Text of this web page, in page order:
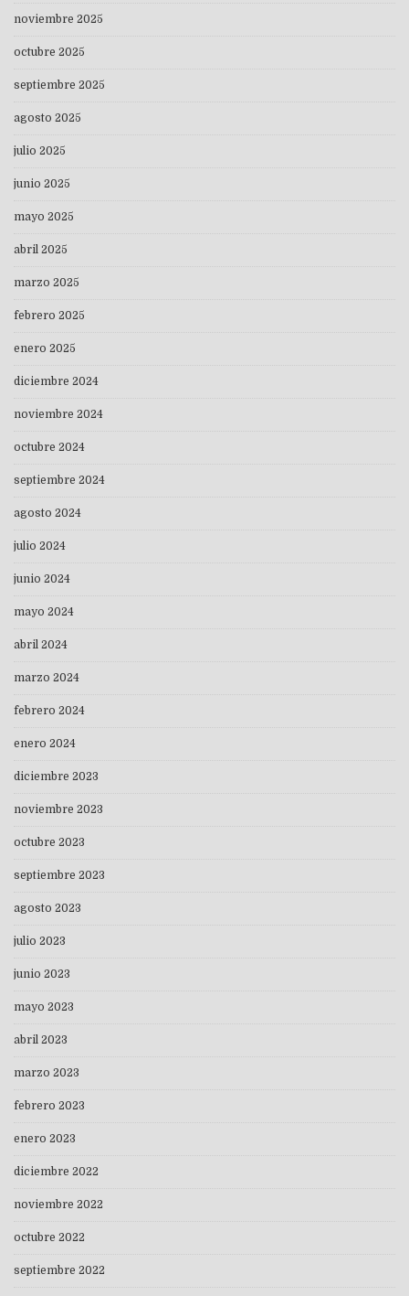
noviembre 2025
octubre 2025
septiembre 2025
agosto 2025
julio 2025
junio 2025
mayo 2025
abril 2025
marzo 2025
febrero 2025
enero 2025
diciembre 2024
noviembre 2024
octubre 2024
septiembre 2024
agosto 2024
julio 2024
junio 2024
mayo 2024
abril 2024
marzo 2024
febrero 2024
enero 2024
diciembre 2023
noviembre 2023
octubre 2023
septiembre 2023
agosto 2023
julio 2023
junio 2023
mayo 2023
abril 2023
marzo 2023
febrero 2023
enero 2023
diciembre 2022
noviembre 2022
octubre 2022
septiembre 2022